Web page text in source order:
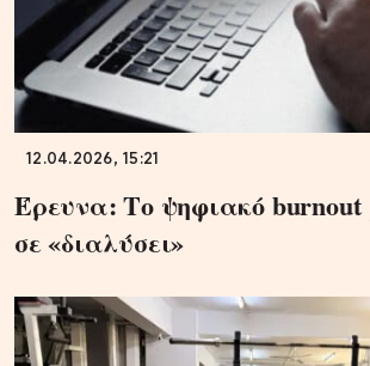
12.04.2026, 15:21
Έρευνα: Το ψηφιακό burnout
σε «διαλύσει»